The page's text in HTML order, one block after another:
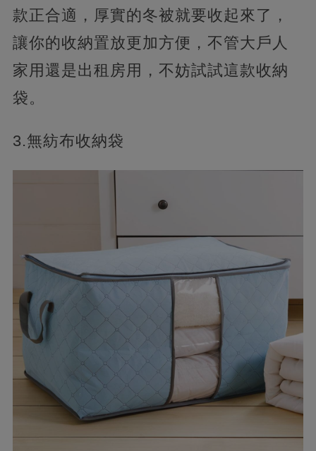
款正合適，厚實的冬被就要收起來了，
讓你的收納置放更加方便，不管大戶人
家用還是出租房用，不妨試試這款收納
袋。
3.無紡布收納袋